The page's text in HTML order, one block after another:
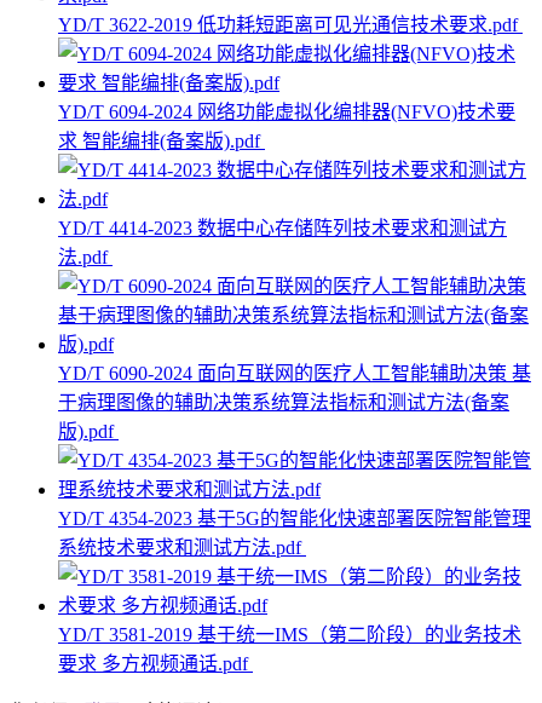
YD/T 3622-2019 低功耗短距离可见光通信技术要求.pdf
YD/T 6094-2024 网络功能虚拟化编排器(NFVO)技术要
求 智能编排(备案版).pdf
YD/T 4414-2023 数据中心存储阵列技术要求和测试方
法.pdf
YD/T 6090-2024 面向互联网的医疗人工智能辅助决策 基
于病理图像的辅助决策系统算法指标和测试方法(备案
版).pdf
YD/T 4354-2023 基于5G的智能化快速部署医院智能管理
系统技术要求和测试方法.pdf
YD/T 3581-2019 基于统一IMS（第二阶段）的业务技术
要求 多方视频通话.pdf